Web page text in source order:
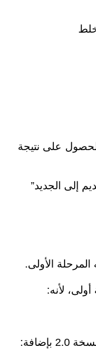
خلط
على نتيجة
إلى الجديد”
الأولى.